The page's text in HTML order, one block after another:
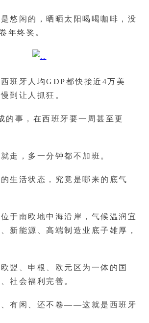
悠闲的，晒晒太阳喝喝咖啡，没
年终奖。
班牙人均GDP都快接近4万美
到让人抓狂。
的事，在西班牙要一周甚至更
走，多一分钟都不加班。
生活状态，究竟是哪来的底气
于南欧地中海沿岸，气候温润宜
新能源、高端制造业底子雄厚，
盟、申根、欧元区为一体的国
社会福利完善。
、有闲、还不卷——这就是西班牙